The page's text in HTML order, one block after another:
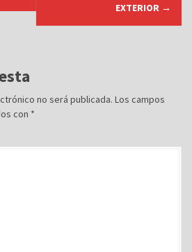
EXTERIOR →
no será publicada. Los campos
con *